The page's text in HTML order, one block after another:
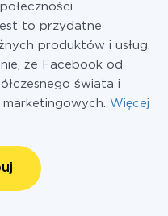
to przydatne
produktów i usług.
że Facebook od
świata i
marketingowych. Więcej